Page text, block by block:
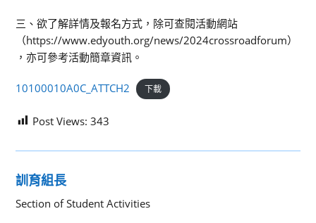
三、欲了解詳情及報名方式，除可查閱活動網站
（https://www.edyouth.org/news/2024crossroadforum）
，亦可參考活動簡章資訊。
10100010A0C_ATTCH2 下載
Post Views: 343
訓育組長
Section of Student Activities